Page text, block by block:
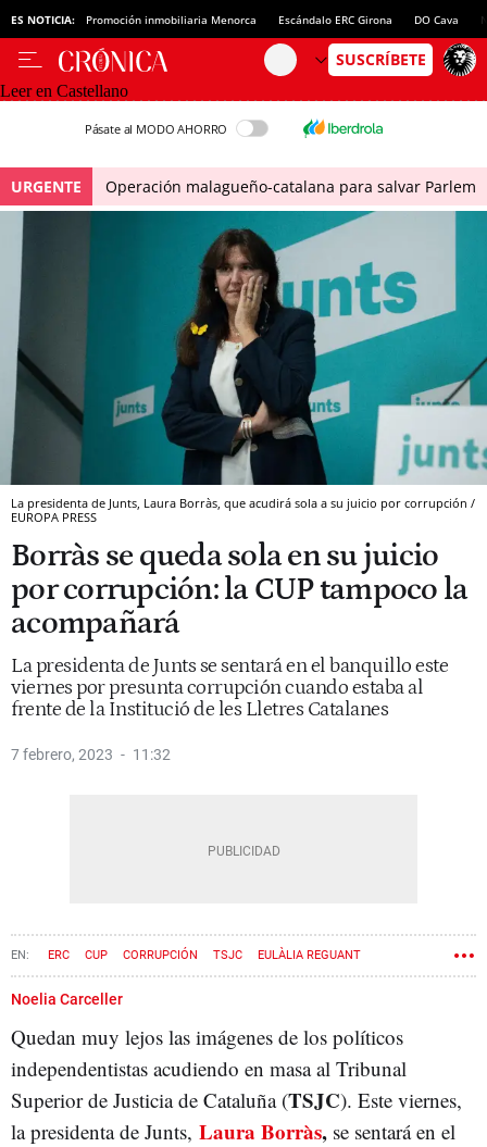
ES NOTICIA: Promoción inmobiliaria Menorca Escándalo ERC Girona DO Cava
Leer en Castellano
Pásate al MODO AHORRO
URGENTE Operación malagueño-catalana para salvar Parlem
La presidenta de Junts, Laura Borràs, que acudirá sola a su juicio por corrupción /
EUROPA PRESS
Borràs se queda sola en su juicio
por corrupción: la CUP tampoco la
acompañará
La presidenta de Junts se sentará en el banquillo este
viernes por presunta corrupción cuando estaba al
frente de la Institució de les Lletres Catalanes
7 febrero, 2023 11:32
ERC CUP CORRUPCIÓN TSJC EULÀLIA REGUANT
JUNTS PER CATALUNYA
Noelia Carceller
Quedan muy lejos las imágenes de los políticos
independentistas acudiendo en masa al Tribunal
Superior de Justicia de Cataluña (TSJC). Este viernes,
la presidenta de Junts, Laura Borràs, se sentará en el